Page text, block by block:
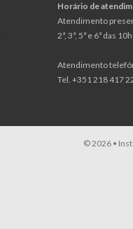
Horário de
Atendimento
2ª, 3ª, 5ª e 6ª das
Atendimento
Tel. +351 218 417
© 2026 •